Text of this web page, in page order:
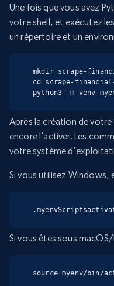
Une fois que vous avez
votre shell, et exécutez
un répertoire et un
mkdir scrape-
cd scrape-
python3 -m venv
Après la création de
encore l’activer. Les
votre système
Si vous utilisez Windows,
Si vous êtes sous
source myenv/bin/